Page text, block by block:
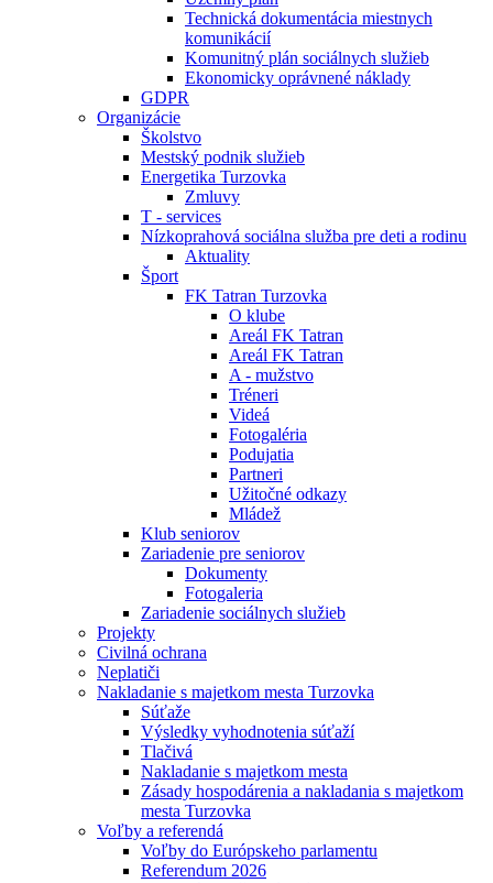
Technická dokumentácia miestnych
komunikácií
Komunitný plán sociálnych služieb
Ekonomicky oprávnené náklady
GDPR
Organizácie
Školstvo
Mestský podnik služieb
Energetika Turzovka
Zmluvy
T - services
Nízkoprahová sociálna služba pre deti a rodinu
Aktuality
Šport
FK Tatran Turzovka
O klube
Areál FK Tatran
Areál FK Tatran
A - mužstvo
Tréneri
Videá
Fotogaléria
Podujatia
Partneri
Užitočné odkazy
Mládež
Klub seniorov
Zariadenie pre seniorov
Dokumenty
Fotogaleria
Zariadenie sociálnych služieb
Projekty
Civilná ochrana
Neplatiči
Nakladanie s majetkom mesta Turzovka
Súťaže
Výsledky vyhodnotenia súťaží
Tlačivá
Nakladanie s majetkom mesta
Zásady hospodárenia a nakladania s majetkom
mesta Turzovka
Voľby a referendá
Voľby do Európskeho parlamentu
Referendum 2026